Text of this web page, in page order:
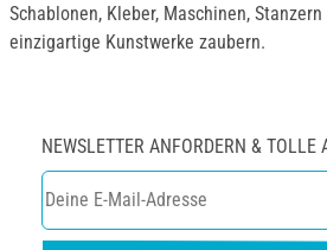
Schablonen, Kleber, Maschinen,
einzigartige Kunstwerke zaubern.
NEWSLETTER ANFORDERN & TOLLE